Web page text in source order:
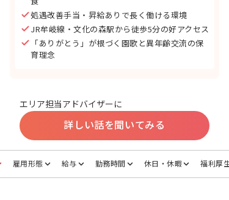
処遇改善手当・昇給ありで長く働ける環境
JR牟岐線・文化の森駅から徒歩5分の好アクセス
「ありがとう」が根づく園歌と異年齢交流の保
育理念
エリア担当アドバイザーに
詳しい話を聞いてみる
雇用形態 給与 勤務時間 休日・休暇 福利厚生